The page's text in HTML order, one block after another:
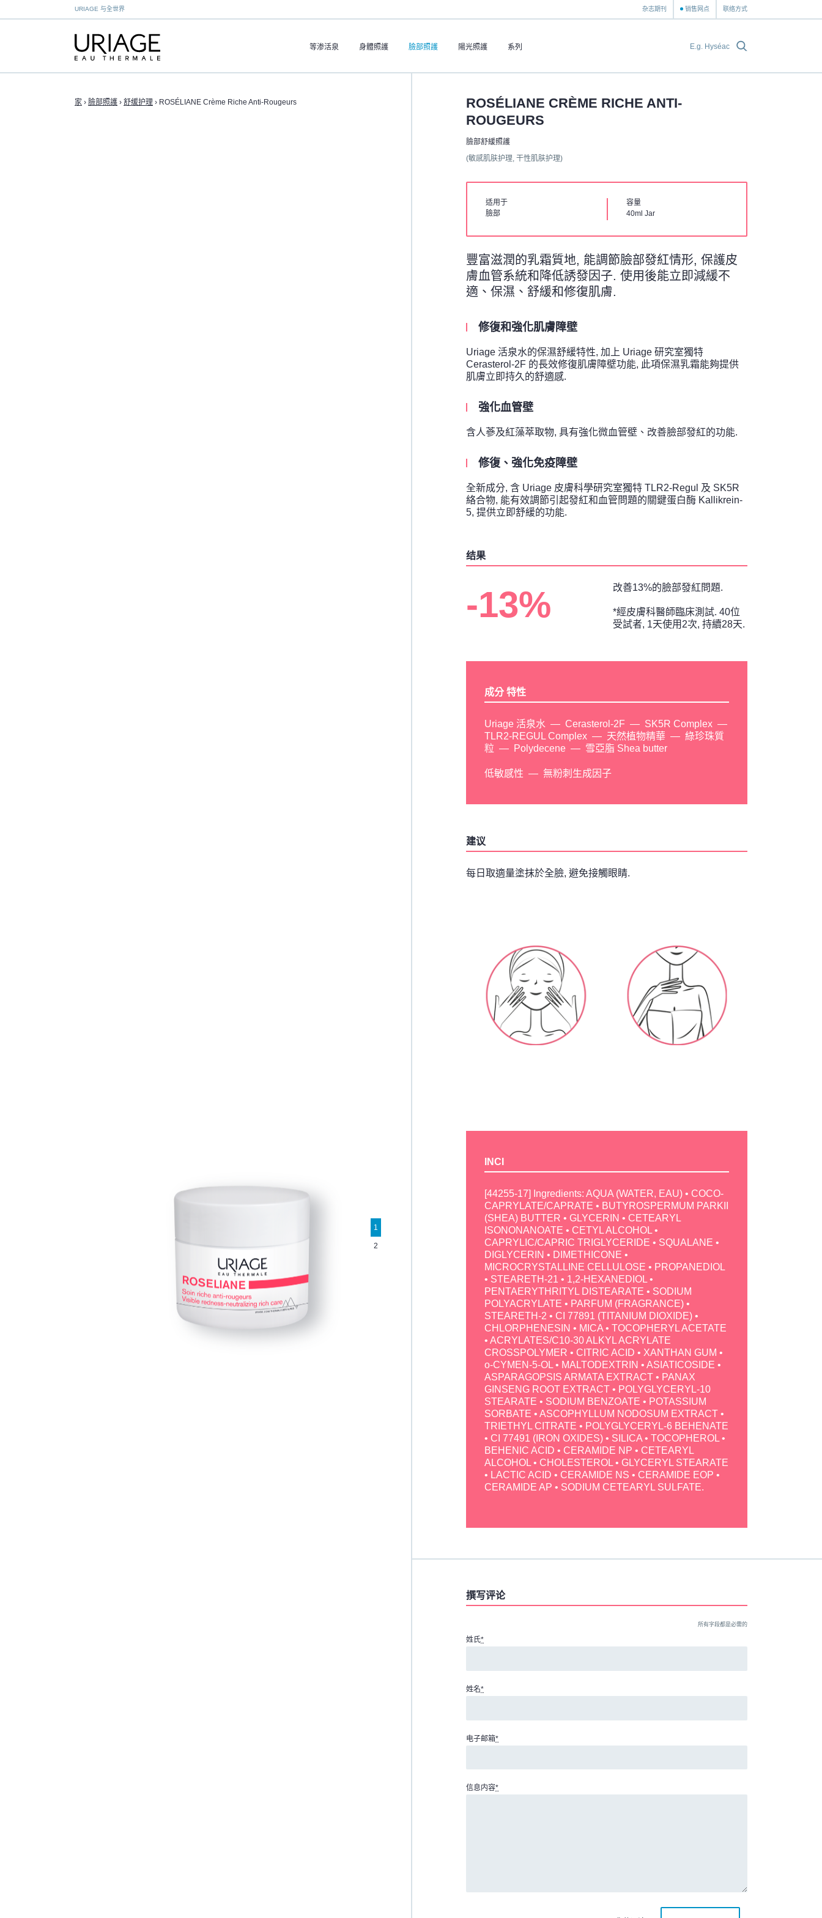
URIAGE 与全世界 杂志期刊 销售网点 联络方式
等渗活泉 身體照護 臉部照護 陽光照護 系列
家 › 臉部照護 › 舒缓护理 › ROSÉLIANE Crème Riche Anti-Rougeurs
ROSÉLIANE CRÈME RICHE ANTI-
ROUGEURS
臉部舒緩照護
(敏感肌肤护理, 干性肌肤护理)
1
2
适用于
臉部
容量
40ml Jar
豐富滋潤的乳霜質地, 能調節臉部發紅情形, 保護皮
膚血管系統和降低誘發因子. 使用後能立即減緩不
適、保濕、舒緩和修復肌膚.
修復和強化肌膚障壁
Uriage 活泉水的保濕舒緩特性, 加上 Uriage 研究室獨特
Cerasterol-2F 的長效修復肌膚障壁功能, 此項保濕乳霜能夠提供
肌膚立即持久的舒適感.
強化血管壁
含人蔘及紅藻萃取物, 具有強化微血管壁、改善臉部發紅的功能.
修復、強化免疫障壁
全新成分, 含 Uriage 皮膚科學研究室獨特 TLR2-Regul 及 SK5R
絡合物, 能有效調節引起發紅和血管問題的關鍵蛋白酶 Kallikrein-
5, 提供立即舒緩的功能.
结果
-13% 改善13%的臉部發紅問題.
*經皮膚科醫師臨床測試. 40位
受試者, 1天使用2次, 持續28天.
成分 特性
Uriage 活泉水 Cerasterol-2F
SK5R Complex
TLR2-REGUL Complex
天然植物精華
綠珍珠質
粒
Polydecene 雪亞脂 Shea butter
低敏感性 無粉刺生成因子
建议
每日取適量塗抹於全臉, 避免接觸眼睛.
INCI
[44255-17] Ingredients: AQUA (WATER, EAU) • COCO-
CAPRYLATE/CAPRATE • BUTYROSPERMUM PARKII
(SHEA) BUTTER • GLYCERIN • CETEARYL
ISONONANOATE • CETYL ALCOHOL •
CAPRYLIC/CAPRIC TRIGLYCERIDE • SQUALANE •
DIGLYCERIN • DIMETHICONE •
MICROCRYSTALLINE CELLULOSE • PROPANEDIOL
• STEARETH-21 • 1,2-HEXANEDIOL •
PENTAERYTHRITYL DISTEARATE • SODIUM
POLYACRYLATE • PARFUM (FRAGRANCE) •
STEARETH-2 • CI 77891 (TITANIUM DIOXIDE) •
CHLORPHENESIN • MICA • TOCOPHERYL ACETATE
• ACRYLATES/C10-30 ALKYL ACRYLATE
CROSSPOLYMER • CITRIC ACID • XANTHAN GUM •
o-CYMEN-5-OL • MALTODEXTRIN • ASIATICOSIDE •
ASPARAGOPSIS ARMATA EXTRACT • PANAX
GINSENG ROOT EXTRACT • POLYGLYCERYL-10
STEARATE • SODIUM BENZOATE • POTASSIUM
SORBATE • ASCOPHYLLUM NODOSUM EXTRACT •
TRIETHYL CITRATE • POLYGLYCERYL-6 BEHENATE
• CI 77491 (IRON OXIDES) • SILICA • TOCOPHEROL •
BEHENIC ACID • CERAMIDE NP • CETEARYL
ALCOHOL • CHOLESTEROL • GLYCERYL STEARATE
• LACTIC ACID • CERAMIDE NS • CERAMIDE EOP •
CERAMIDE AP • SODIUM CETEARYL SULFATE.
撰写评论
所有字段都是必需的
姓氏*
姓名*
电子邮箱*
信息内容*